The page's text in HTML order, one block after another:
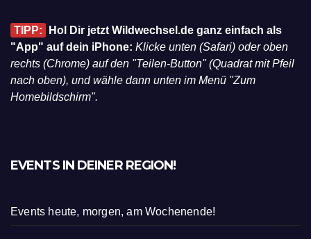
TIPP:
Hol Dir jetzt Wildwechsel.de ganz einfach als
"App" auf dein iPhone: Klicke unten (Safari) oder oben
rechts (Chrome) auf den "Teilen-Button" (Quadrat mit Pfeil
nach oben), und wähle dann unten im Menü "Zum
Homebildschirm".
EVENTS IN DEINER REGION!
Events heute, morgen, am Wochenende!